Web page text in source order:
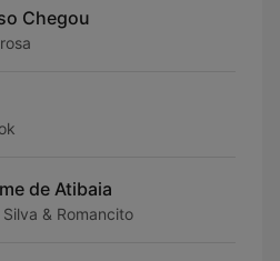
Chegou
de Atibaia
& Romancito